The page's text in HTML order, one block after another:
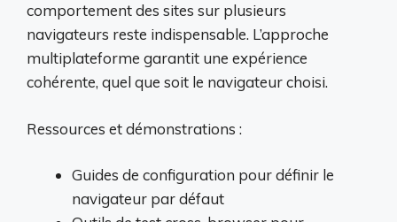
comportement des sites sur plusieurs
navigateurs reste indispensable. L’approche
multiplateforme garantit une expérience
cohérente, quel que soit le navigateur choisi.
Ressources et démonstrations :
Guides de configuration pour définir le
navigateur par défaut